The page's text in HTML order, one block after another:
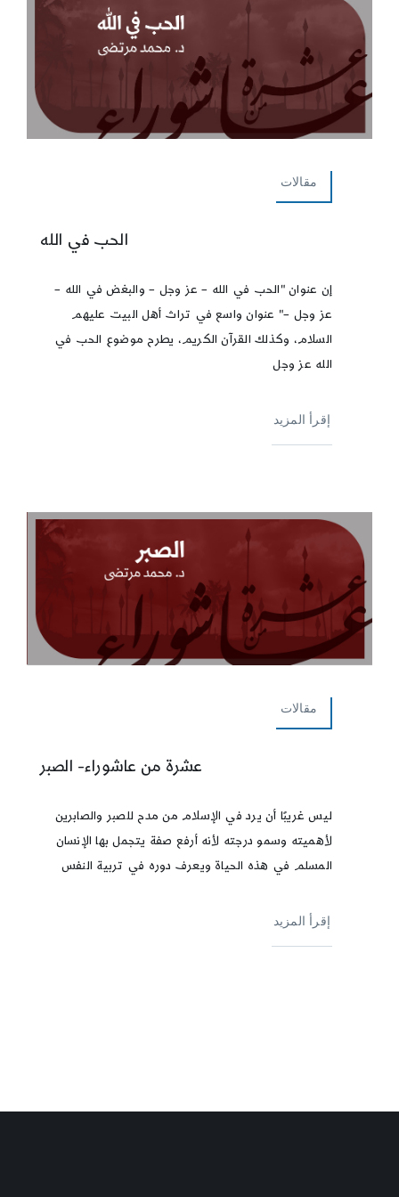
مقالات
الحب في الله
إن عنوان "الحب في الله – عز وجل – والبغض في الله –
عز وجل –" عنوان واسع في تراث أهل البيت عليهم
السلام، وكذلك القرآن الكريم، يطرح موضوع الحب في
الله عز وجل
إقرأ المزيد
مقالات
عشرة من عاشوراء- الصبر
ليس غريبًا أن يرد في الإسلام من مدح للصبر والصابرين
لأهميته وسمو درجته لأنه أرفع صفة يتجمل بها الإنسان
المسلم في هذه الحياة ويعرف دوره في تربية النفس
إقرأ المزيد